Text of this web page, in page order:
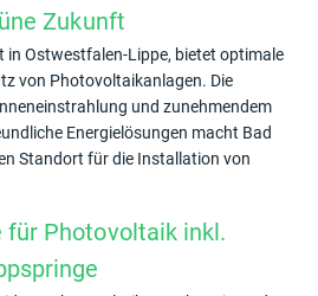
Zukunft
in Ostwestfalen-Lippe, bietet optimale
von Photovoltaikanlagen. Die
und zunehmendem
Energielösungen macht Bad
Standort für die Installation von
Photovoltaik inkl.